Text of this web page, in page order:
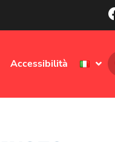
Accessibilità